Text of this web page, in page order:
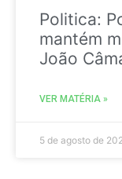
Politica:
mantém
João
VER MATÉRIA »
5 de agosto de